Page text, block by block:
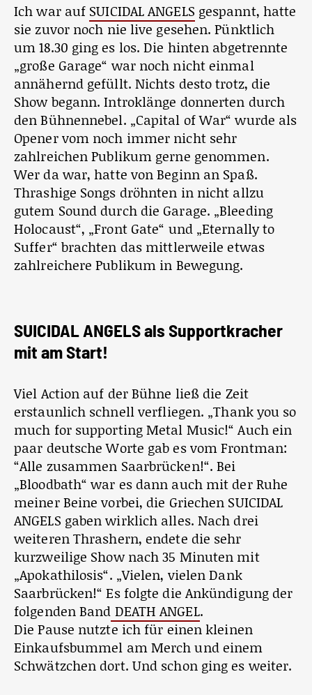
Ich war auf SUICIDAL ANGELS gespannt, hatte
sie zuvor noch nie live gesehen. Pünktlich
um 18.30 ging es los. Die hinten abgetrennte
„große Garage“ war noch nicht einmal
annähernd gefüllt. Nichts desto trotz, die
Show begann. Introklänge donnerten durch
den Bühnennebel. „Capital of War“ wurde als
Opener vom noch immer nicht sehr
zahlreichen Publikum gerne genommen.
Wer da war, hatte von Beginn an Spaß.
Thrashige Songs dröhnten in nicht allzu
gutem Sound durch die Garage. „Bleeding
Holocaust“, „Front Gate“ und „Eternally to
Suffer“ brachten das mittlerweile etwas
zahlreichere Publikum in Bewegung.
SUICIDAL ANGELS als Supportkracher
mit am Start!
Viel Action auf der Bühne ließ die Zeit
erstaunlich schnell verfliegen. „Thank you so
much for supporting Metal Music!“ Auch ein
paar deutsche Worte gab es vom Frontman:
“Alle zusammen Saarbrücken!“. Bei
„Bloodbath“ war es dann auch mit der Ruhe
meiner Beine vorbei, die Griechen SUICIDAL
ANGELS gaben wirklich alles. Nach drei
weiteren Thrashern, endete die sehr
kurzweilige Show nach 35 Minuten mit
„Apokathilosis“. „Vielen, vielen Dank
Saarbrücken!“ Es folgte die Ankündigung der
folgenden Band DEATH ANGEL.
Die Pause nutzte ich für einen kleinen
Einkaufsbummel am Merch und einem
Schwätzchen dort. Und schon ging es weiter.